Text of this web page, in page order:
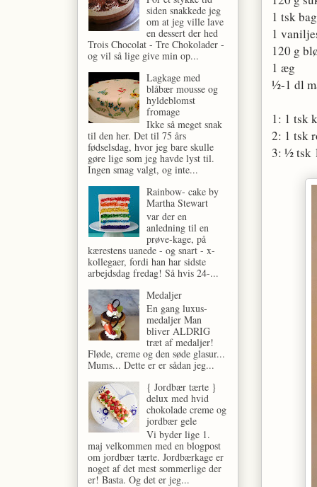
1 tsk
1
120 g
1 æg
½-1 dl
1: 1 tsk
2: 1 tsk
3: ½ tsk
siden snakkede jeg
om at jeg ville lave
en dessert der hed
Trois Chocolat - Tre Chokolader -
og vil så lige give min op...
Lagkage med
blåbær mousse og
hyldeblomst
fromage
Ikke så meget snak
til den her. Det til 75 års
fødselsdag, hvor jeg bare skulle
gøre lige som jeg havde lyst til.
Ingen smag valgt, og inte...
Rainbow- cake by
Martha Stewart
var der en
anledning til en
prøve-kage, på
kærestens uanede - og snart - x-
kollegaer, fordi han har sidste
arbejdsdag fredag! Så hvis 24-...
Medaljer
En gang luxus-
medaljer Man
bliver ALDRIG
træt af medaljer!
Fløde, creme og den søde glasur...
Mums... Dette er er sådan jeg...
{ Jordbær tærte }
delux med hvid
chokolade creme og
jordbær gele
Vi byder lige 1.
maj velkommen med en blogpost
om jordbær tærte. Jordbærkage er
noget af det mest sommerlige der
er! Basta. Og det er jeg...